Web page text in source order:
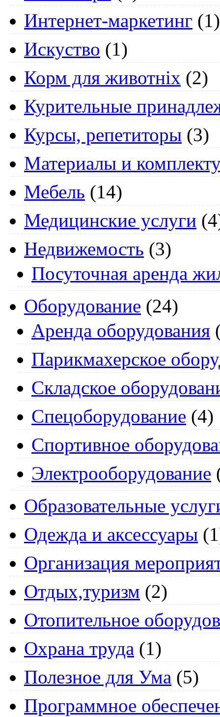
Интернет-маркетинг (1)
Искуство (1)
Корм для животніх (2)
Курительные
Курсы, репетиторы (3)
Материалы и
Мебель (14)
Медицинские услуги
Недвижемость (3)
Посуточная аренда
Оборудование (24)
Аренда оборудования
Парикмахерское
Складское
Спецоборудование (4)
Спортивное
Электрооборудование
Образовательные
Одежда и аксессуары
Организация
Отдых,туризм (2)
Отопительное
Охрана труда (1)
Полезное для Ума (5)
Программное